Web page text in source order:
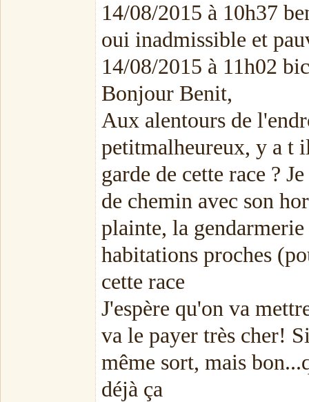
14/08/2015 à 10h37
oui inadmissible et
14/08/2015 à 11h02
Bonjour Benit,
Aux alentours de
petitmalheureux, y a t
garde de cette race ?
de chemin avec son
plainte, la
habitations proches
cette race
J'espère qu'on va
va le payer très cher!
même sort, mais
déjà ça